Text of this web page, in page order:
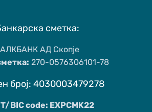
сметка:
АД Скопје
270-0576306101-78
број: 4030003479278
BIC code: EXPCMK22